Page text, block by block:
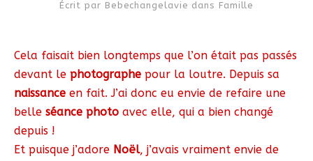
Écrit par Bebechangelavie dans Famille
Cela faisait bien longtemps que l’on était pas passés
devant le photographe pour la loutre. Depuis sa
naissance en fait. J’ai donc eu envie de refaire une
belle séance photo avec elle, qui a bien changé
depuis !
Et puisque j’adore Noël, j’avais vraiment envie de